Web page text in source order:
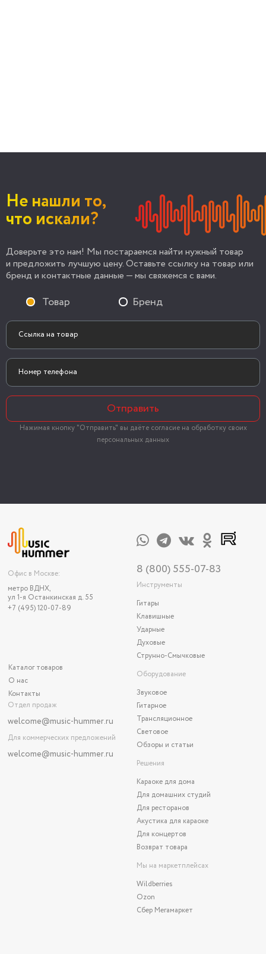
Не нашли то,
что искали?
Доверьте это нам! Мы постараемся найти нужный товар
и предложить лучшую цену. Оставьте ссылку на товар или
бренд и контактные данные — мы свяжемся с вами.
Товар Бренд
Отправить
Нажимая кнопку "Отправить" вы даёте согласие на обработку своих
персональных данных
Офис в Москве:
метро ВДНХ,
ул 1-я Останкинская д. 55
+7 (495) 120-07-89
Каталог товаров
О нас
Контакты
Отдел продаж
welcome@music-hummer.ru
Для коммерческих предложений
welcome@music-hummer.ru
8 (800) 555-07-83
Инструменты
Гитары
Клавишные
Ударные
Духовые
Струнно-Смычковые
Оборудование
Звуковое
Гитарное
Трансляционное
Световое
Обзоры и статьи
Решения
Караоке для дома
Для домашних студий
Для ресторанов
Акустика для караоке
Для концертов
Возврат товара
Мы на маркетплейсах
Wildberries
Ozon
Сбер Мегамаркет